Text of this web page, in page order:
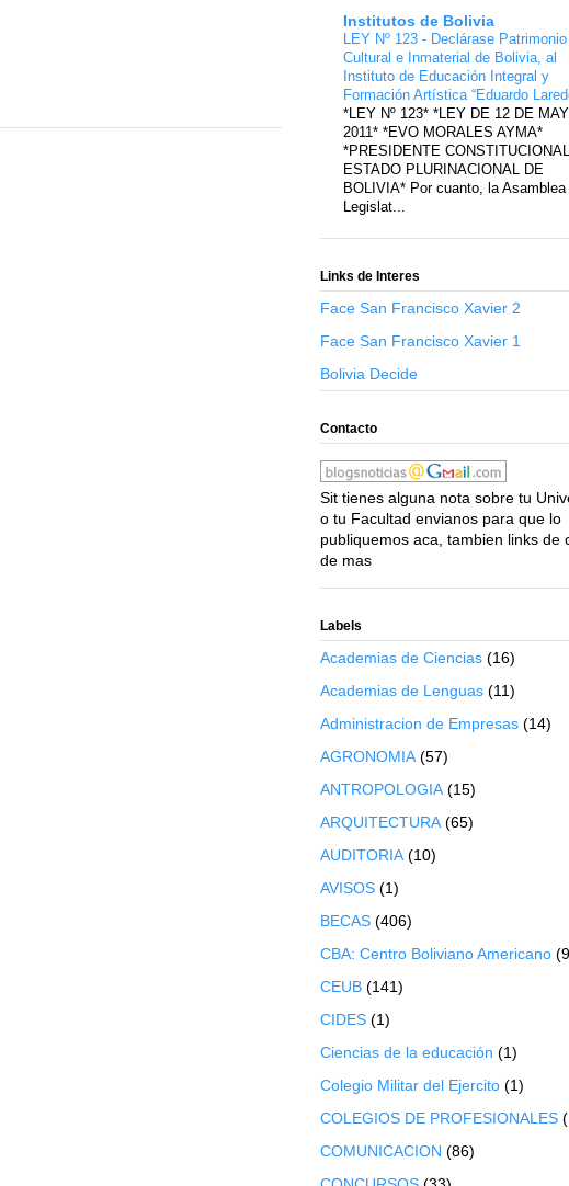
Institutos de Bolivia
LEY Nº 123 - Declárase Patrimonio
Cultural e Inmaterial de Bolivia, al
Instituto de Educación Integral y
Formación Artística “Eduardo
*LEY Nº 123* *LEY DE 12 DE
2011* *EVO MORALES AYMA*
*PRESIDENTE
ESTADO PLURINACIONAL DE
BOLIVIA* Por cuanto, la Asamblea
Legislat...
Links de Interes
Face San Francisco Xavier 2
Face San Francisco Xavier 1
Bolivia Decide
Contacto
Sit tienes alguna nota sobre tu
o tu Facultad envianos para que lo
publiquemos aca, tambien links de
de mas
Labels
Academias de Ciencias (16)
Academias de Lenguas (11)
Administracion de Empresas (14)
AGRONOMIA (57)
ANTROPOLOGIA (15)
ARQUITECTURA (65)
AUDITORIA (10)
AVISOS (1)
BECAS (406)
CBA: Centro Boliviano Americano
CEUB (141)
CIDES (1)
Ciencias de la educación (1)
Colegio Militar del Ejercito (1)
COLEGIOS DE PROFESIONALES
COMUNICACION (86)